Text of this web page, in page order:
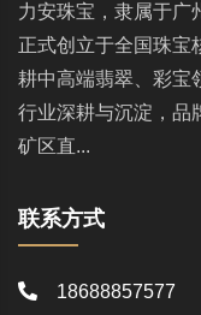
力安珠宝，隶属于广
正式创立于全国珠
耕中高端翡翠、彩宝
行业深耕与沉淀，品
矿区直...
联系方式
18688857577